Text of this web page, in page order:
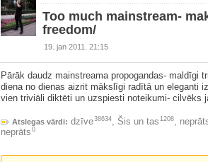
Too much mainstream-
freedom/
19. jan 2011. 21:15
Pārāk daudz mainstreama propogandas- maldīgi
diena no dienas aizrit mākslīgi radītā un eleganti
vien triviāli diktēti un uzspiesti noteikumi- cilvēks
Atslegas vārdi: dzīve38634, Šis un tas 1208,
neprāts 0